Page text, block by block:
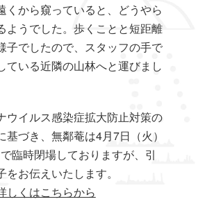
くから窺っていると、どうやら
ようでした。歩くことと短距離
子でしたので、スタッフの手で
ている近隣の山林へと運びまし
ウイルス感染症拡大防止対策の
基づき、無鄰菴は4月7日（火）
臨時閉場しておりますが、引
お伝えいたします。
しくはこちらから